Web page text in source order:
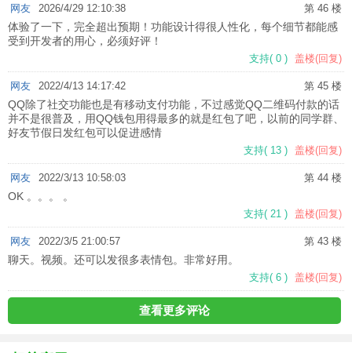
第 46 楼
网友 2026/4/29 12:10:38
体验了一下，完全超出预期！功能设计得很人性化，每个细节都能感
受到开发者的用心，必须好评！
支持( 0 ) 盖楼(回复)
第 45 楼
网友 2022/4/13 14:17:42
QQ除了社交功能也是有移动支付功能，不过感觉QQ二维码付款的话
并不是很普及，用QQ钱包用得最多的就是红包了吧，以前的同学群、
好友节假日发红包可以促进感情
支持( 13 ) 盖楼(回复)
第 44 楼
网友 2022/3/13 10:58:03
OK 。。。 。
支持( 21 ) 盖楼(回复)
第 43 楼
网友 2022/3/5 21:00:57
聊天。视频。还可以发很多表情包。非常好用。
支持( 6 ) 盖楼(回复)
查看更多评论